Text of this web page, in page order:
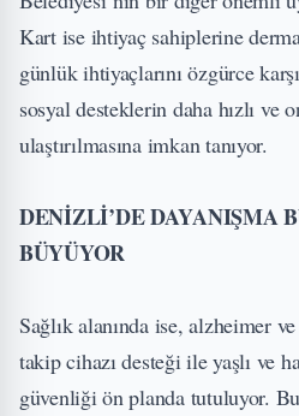
Kart ise ihtiyaç sahiplerine
günlük ihtiyaçlarını özgürce
sosyal desteklerin daha hızlı ve
ulaştırılmasına imkan tanıyor.
DENİZLİ’DE DAYANIŞMA
BÜYÜYOR
Sağlık alanında ise, alzheimer
takip cihazı desteği ile yaşlı ve
güvenliği ön planda tutuluyor.